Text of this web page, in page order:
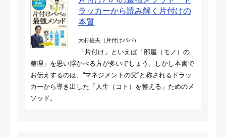
ラッカーから読み解く片付けの
本質
大村信夫（片付けパパ）
「片付け」といえば「部屋（モノ）の
整理」を思い浮かべる方が多いでしょう。しかし本書で
お伝えするのは、“マネジメントの父”と称されるドラッ
カーから導き出した「人生（コト）を整える」ためのメ
ソッド。